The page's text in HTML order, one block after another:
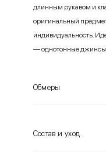
длинным рукавом и
оригинальный
индивидуальность.
— однотонные джинсы
Обмеры
Состав и уход